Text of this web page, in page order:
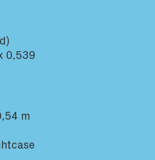
0,539
m